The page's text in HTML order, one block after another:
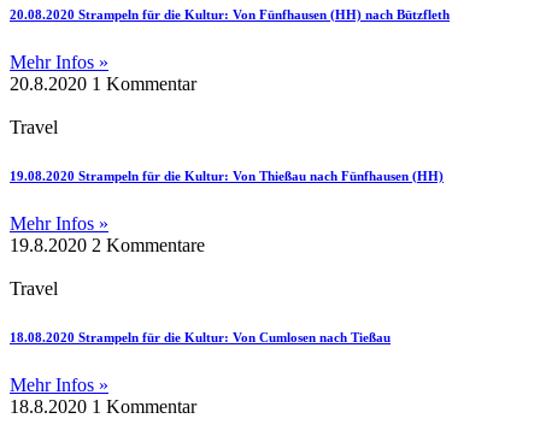
20.08.2020 Strampeln für die Kultur: Von Fünfhausen (HH) nach Bützfleth
Mehr Infos »
20.8.2020 1 Kommentar
Travel
19.08.2020 Strampeln für die Kultur: Von Thießau nach Fünfhausen (HH)
Mehr Infos »
19.8.2020 2 Kommentare
Travel
18.08.2020 Strampeln für die Kultur: Von Cumlosen nach Tießau
Mehr Infos »
18.8.2020 1 Kommentar